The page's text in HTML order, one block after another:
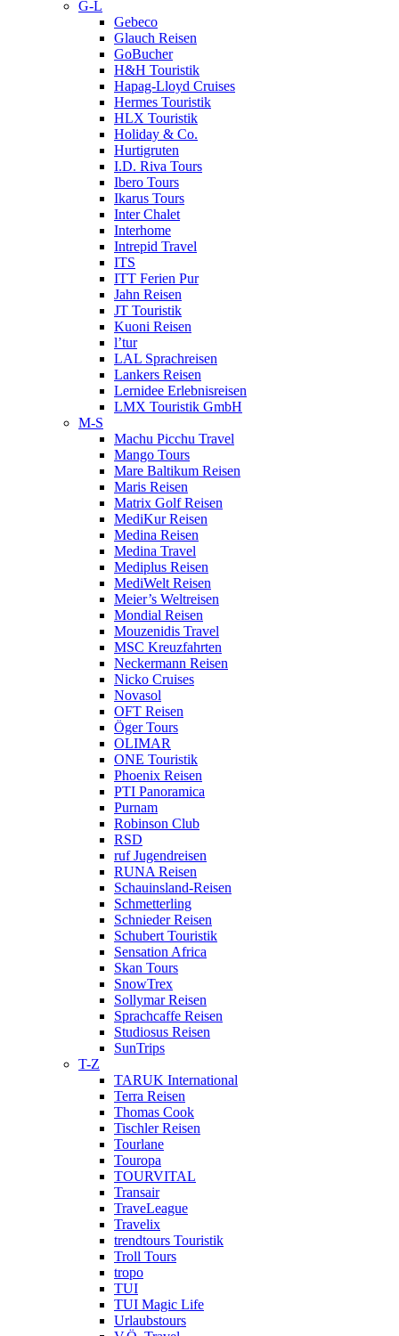
G-L
Gebeco
Glauch Reisen
GoBucher
H&H Touristik
Hapag-Lloyd Cruises
Hermes Touristik
HLX Touristik
Holiday & Co.
Hurtigruten
I.D. Riva Tours
Ibero Tours
Ikarus Tours
Inter Chalet
Interhome
Intrepid Travel
ITS
ITT Ferien Pur
Jahn Reisen
JT Touristik
Kuoni Reisen
l’tur
LAL Sprachreisen
Lankers Reisen
Lernidee Erlebnisreisen
LMX Touristik GmbH
M-S
Machu Picchu Travel
Mango Tours
Mare Baltikum Reisen
Maris Reisen
Matrix Golf Reisen
MediKur Reisen
Medina Reisen
Medina Travel
Mediplus Reisen
MediWelt Reisen
Meier’s Weltreisen
Mondial Reisen
Mouzenidis Travel
MSC Kreuzfahrten
Neckermann Reisen
Nicko Cruises
Novasol
OFT Reisen
Öger Tours
OLIMAR
ONE Touristik
Phoenix Reisen
PTI Panoramica
Purnam
Robinson Club
RSD
ruf Jugendreisen
RUNA Reisen
Schauinsland-Reisen
Schmetterling
Schnieder Reisen
Schubert Touristik
Sensation Africa
Skan Tours
SnowTrex
Sollymar Reisen
Sprachcaffe Reisen
Studiosus Reisen
SunTrips
T-Z
TARUK International
Terra Reisen
Thomas Cook
Tischler Reisen
Tourlane
Touropa
TOURVITAL
Transair
TraveLeague
Travelix
trendtours Touristik
Troll Tours
tropo
TUI
TUI Magic Life
Urlaubstours